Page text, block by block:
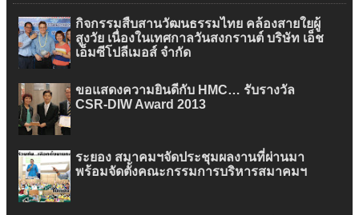
กิจกรรมสืบสานวัฒนธรรมไทย คล้องสายใยผู้
สูงวัย เนื่องในเทศกาลวันสงกรานต์ บริษัท เอ็ช
เอ็มซีโปลีเมอส์ จำกัด
ขอแสดงความยินดีกับ HMC… รับรางวัล
CSR-DIW Award 2013
ระยอง สมาคมฯจัดประชุมผลงานที่ผ่านมา
พร้อมจัดตั้งคณะกรรมการบริหารสมาคมฯ